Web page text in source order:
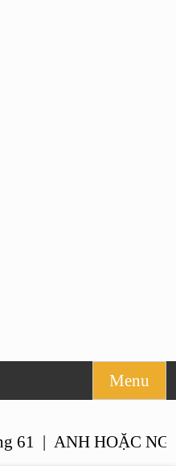
Menu
|ANH HOẶC NGƯỜI